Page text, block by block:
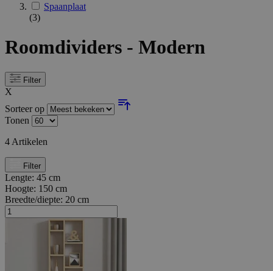
Spaanplaat
(3)
Roomdividers - Modern
Filter
X
Sorteer op
Tonen
4 Artikelen
Filter
Lengte: 45 cm
Hoogte: 150 cm
Breedte/diepte: 20 cm